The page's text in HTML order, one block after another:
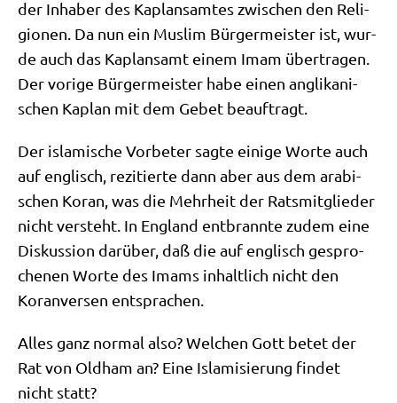
der Inha­ber des Kaplans­am­tes zwi­schen den Reli­
gio­nen. Da nun ein Mus­lim Bür­ger­mei­ster ist, wur­
de auch das Kaplans­amt einem Imam über­tra­gen.
Der vori­ge Bür­ger­mei­ster habe einen angli­ka­ni­
schen Kaplan mit dem Gebet beauftragt.
Der isla­mi­sche Vor­be­ter sag­te eini­ge Wor­te auch
auf eng­lisch, rezi­tier­te dann aber aus dem ara­bi­
schen Koran, was die Mehr­heit der Rats­mit­glie­der
nicht ver­steht. In Eng­land ent­brann­te zudem eine
Dis­kus­si­on dar­über, daß die auf eng­lisch gespro­
che­nen Wor­te des Imams inhalt­lich nicht den
Koran­ver­sen entsprachen.
Alles ganz nor­mal also? Wel­chen Gott betet der
Rat von Old­ham an? Eine Isla­mi­sie­rung fin­det
nicht statt?